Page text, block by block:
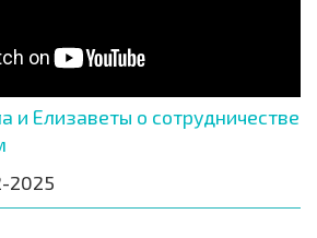
и Елизаветы о сотрудничестве
2025